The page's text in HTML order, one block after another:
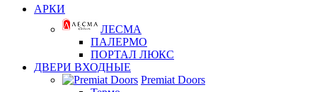
АРКИ
ЛЕСМА
ПАЛЕРМО
ПОРТАЛ ЛЮКС
ДВЕРИ ВХОДНЫЕ
Premiat Doors